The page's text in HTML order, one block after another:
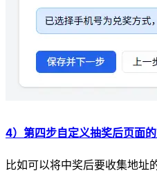
4）第四步自定义抽奖后页面
比如可以将中奖后要收集地址